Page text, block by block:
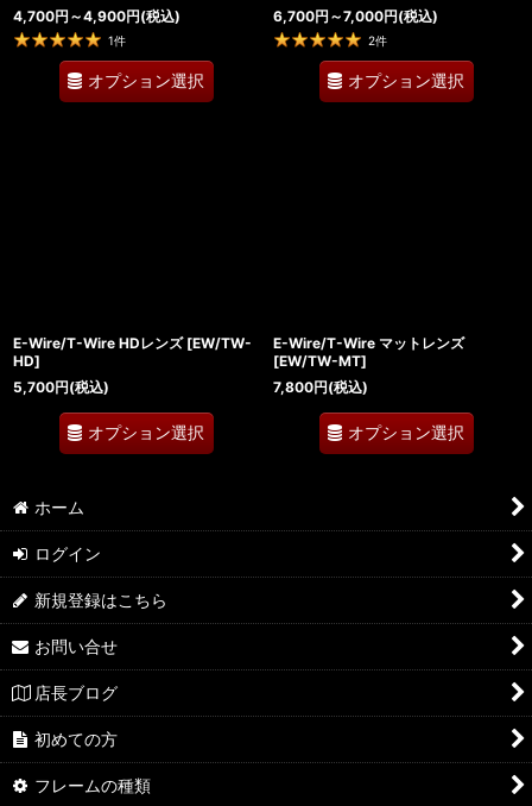
4,700円 ～4,900円(税込)
1件
オプション選択
6,700円 ～7,000円(税込)
2件
オプション選択
E-Wire/T-Wire HDレンズ [EW/TW-
HD]
5,700円(税込)
オプション選択
E-Wire/T-Wire マットレンズ
[EW/TW-MT]
7,800円(税込)
オプション選択
ホーム
ログイン
新規登録はこちら
お問い合せ
店長ブログ
初めての方
フレームの種類